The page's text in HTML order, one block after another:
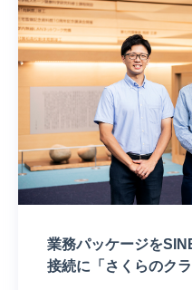
業務パッケージを
接続に「さくらのク